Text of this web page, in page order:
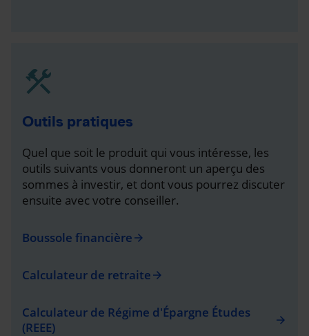
Outils pratiques
Quel que soit le produit qui vous intéresse, les
outils suivants vous donneront un aperçu des
sommes à investir, et dont vous pourrez discuter
ensuite avec votre conseiller.
Boussole financière arrow_forward
Calculateur de retraite arrow_forward
Calculateur de Régime d'Épargne Études
(REEE)
arrow_forward